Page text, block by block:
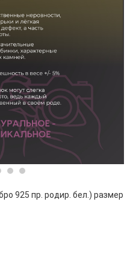
925 пр. родир. бел.) размер